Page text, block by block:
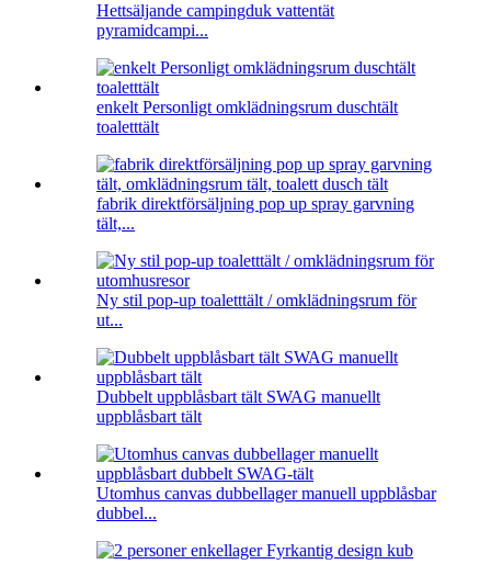
Hettsäljande campingduk vattentät
pyramidcampi...
enkelt Personligt omklädningsrum duschtält
toaletttält
fabrik direktförsäljning pop up spray garvning
tält,...
Ny stil pop-up toaletttält / omklädningsrum för
ut...
Dubbelt uppblåsbart tält SWAG manuellt
uppblåsbart tält
Utomhus canvas dubbellager manuell uppblåsbar
dubbel...